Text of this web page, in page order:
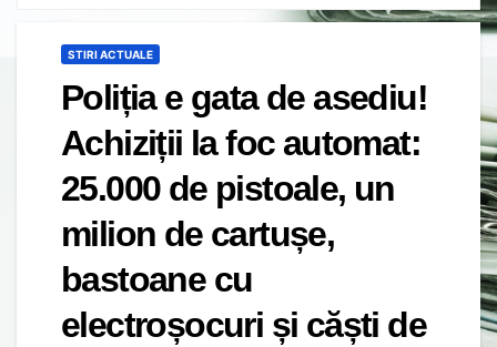
STIRI ACTUALE
Poliția e gata de asediu!
Achiziții la foc automat:
25.000 de pistoale, un
milion de cartușe,
bastoane cu
electroșocuri și căști de